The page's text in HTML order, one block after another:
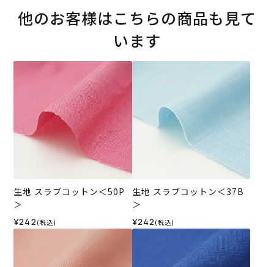
他のお客様はこちらの商品も見て
います
生地 スラブコットン＜50P
＞
¥242 (税込)
生地 スラブコットン＜37B
＞
¥242 (税込)